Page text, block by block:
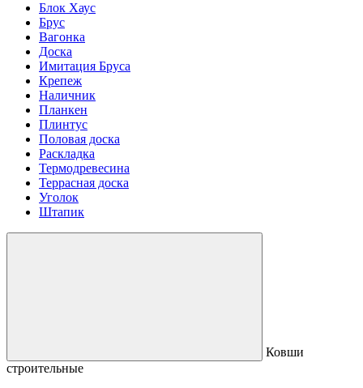
Блок Хаус
Брус
Вагонка
Доска
Имитация Бруса
Крепеж
Наличник
Планкен
Плинтус
Половая доска
Раскладка
Термодревесина
Террасная доска
Уголок
Штапик
Ковши
строительные